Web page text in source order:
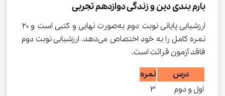
بارم بندی دین و زندگی دوازدهم تجربی
نمره کامل را به خود اختصاص می‌دهد. ارزشیابی نوبت دوم
فاقد آزمون قرائت است.
درس
نمره
اول و دوم
۳